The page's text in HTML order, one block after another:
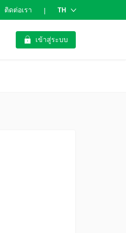
ติดต่อเรา | TH
เข้าสู่ระบบ